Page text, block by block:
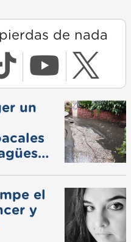
de nada
un
el
y